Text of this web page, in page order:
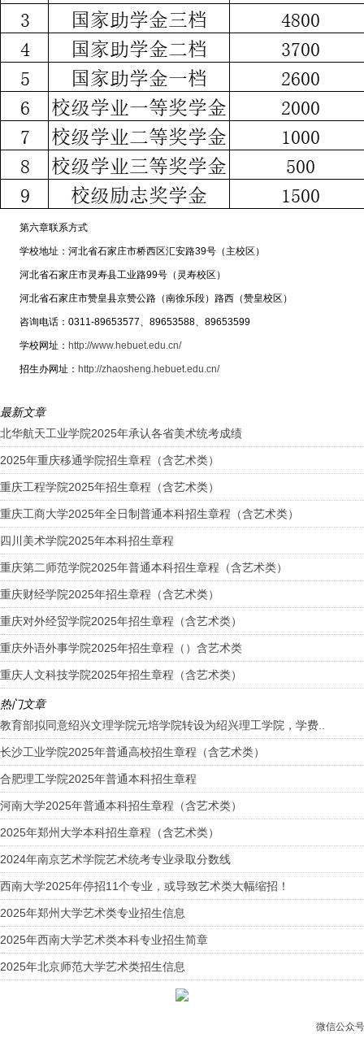
第六章联系方式
学校地址：河北省石家庄市桥西区汇安路39号（主校区）
河北省石家庄市灵寿县工业路99号（灵寿校区）
河北省石家庄市赞皇县京赞公路（南徐乐段）路西（赞皇校区）
咨询电话：0311-89653577、89653588、89653599
学校网址： http://www.hebuet.edu.cn/
招生办网址： http://zhaosheng.hebuet.edu.cn/
最新文章
北华航天工业学院2025年承认各省美术统考成绩
2025年重庆移通学院招生章程（含艺术类）
重庆工程学院2025年招生章程（含艺术类）
重庆工商大学2025年全日制普通本科招生章程（含艺术类）
四川美术学院2025年本科招生章程
重庆第二师范学院2025年普通本科招生章程（含艺术类）
重庆财经学院2025年招生章程（含艺术类）
重庆对外经贸学院2025年招生章程（含艺术类）
重庆外语外事学院2025年招生章程（）含艺术类
重庆人文科技学院2025年招生章程（含艺术类）
热门文章
教育部拟同意绍兴文理学院元培学院转设为绍兴理工学院，学费..
长沙工业学院2025年普通高校招生章程（含艺术类）
合肥理工学院2025年普通本科招生章程
河南大学2025年普通本科招生章程（含艺术类）
2025年郑州大学本科招生章程（含艺术类）
2024年南京艺术学院艺术统考专业录取分数线
西南大学2025年停招11个专业，或导致艺术类大幅缩招！
2025年郑州大学艺术类专业招生信息
2025年西南大学艺术类本科专业招生简章
2025年北京师范大学艺术类招生信息
微信公众号